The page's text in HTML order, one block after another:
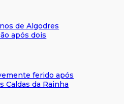
de Algodres
após dois
ferido após
Caldas da Rainha